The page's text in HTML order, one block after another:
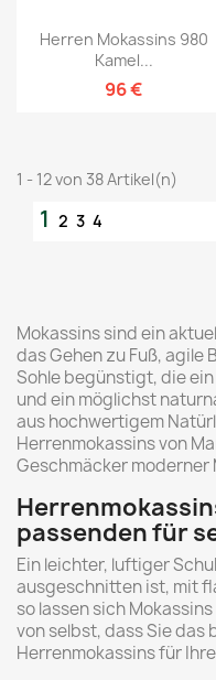
Herren Mokassins 980
Kamel...
96 €
1 - 12 von 38 Artikel(n)
1 2 3 4
Mokassins sind ein
das Gehen zu Fuß, agile
Sohle begünstigt, die
und ein möglichst
aus hochwertigem
Herrenmokassins von
Geschmäcker moderner
passenden für
Ein leichter, luftiger
ausgeschnitten ist, mit
so lassen sich
von selbst, dass Sie das
Herrenmokassins für